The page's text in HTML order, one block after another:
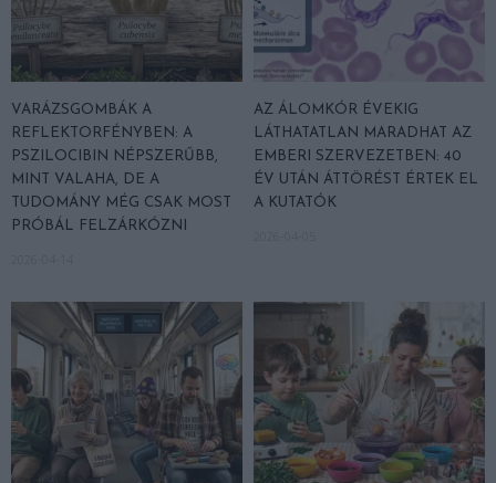
VARÁZSGOMBÁK A
REFLEKTORFÉNYBEN: A
PSZILOCIBIN NÉPSZERŰBB,
MINT VALAHA, DE A
TUDOMÁNY MÉG CSAK MOST
PRÓBÁL FELZÁRKÓZNI
AZ ÁLOMKÓR ÉVEKIG
LÁTHATATLAN MARADHAT AZ
EMBERI SZERVEZETBEN: 40
ÉV UTÁN ÁTTÖRÉST ÉRTEK EL
A KUTATÓK